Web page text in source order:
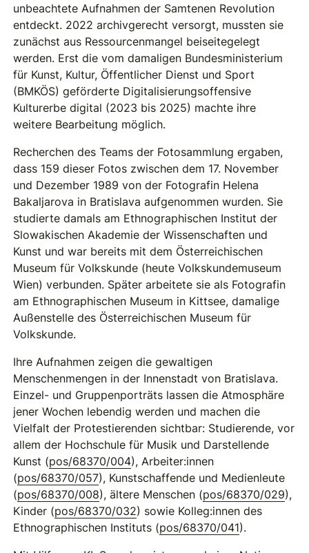
unbeachtete Aufnahmen der Samtenen Revolution
entdeckt. 2022 archivgerecht versorgt, mussten sie
zunächst aus Ressourcenmangel beiseitegelegt
werden. Erst die vom damaligen Bundesministerium
für Kunst, Kultur, Öffentlicher Dienst und Sport
(BMKÖS) geförderte Digitalisierungsoffensive
Kulturerbe digital (2023 bis 2025) machte ihre
weitere Bearbeitung möglich.
Recherchen des Teams der Fotosammlung ergaben,
dass 159 dieser Fotos zwischen dem 17. November
und Dezember 1989 von der Fotografin Helena
Bakaljarova in Bratislava aufgenommen wurden. Sie
studierte damals am Ethnographischen Institut der
Slowakischen Akademie der Wissenschaften und
Kunst und war bereits mit dem Österreichischen
Museum für Volkskunde (heute Volkskundemuseum
Wien) verbunden. Später arbeitete sie als Fotografin
am Ethnographischen Museum in Kittsee, damalige
Außenstelle des Österreichischen Museum für
Volkskunde.
Ihre Aufnahmen zeigen die gewaltigen
Menschenmengen in der Innenstadt von Bratislava.
Einzel- und Gruppenporträts lassen die Atmosphäre
jener Wochen lebendig werden und machen die
Vielfalt der Protestierenden sichtbar: Studierende, vor
allem der Hochschule für Musik und Darstellende
Kunst (pos/68370/004), Arbeiter:innen
(pos/68370/057), Kunstschaffende und Medienleute
(pos/68370/008), ältere Menschen (pos/68370/029),
Kinder (pos/68370/032) sowie Kolleg:innen des
Ethnographischen Instituts (pos/68370/041).